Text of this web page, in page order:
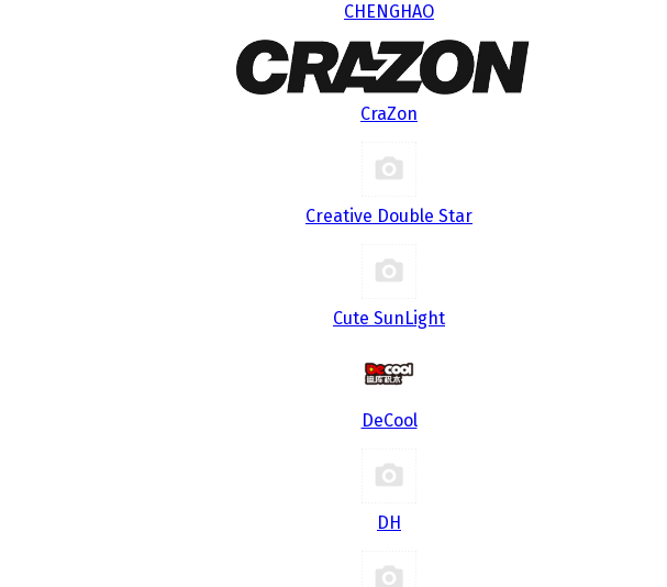
CHENGHAO
CraZon
Creative Double Star
Cute SunLight
DeCool
DH